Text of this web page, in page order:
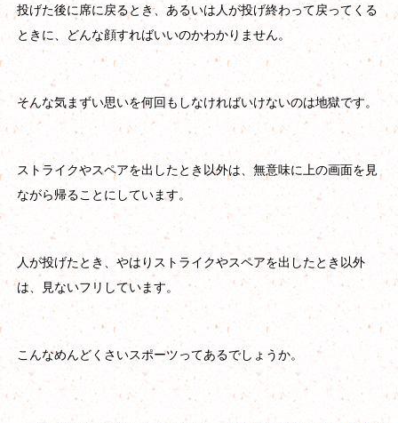
投げた後に席に戻るとき、あるいは人が投げ終わって戻ってくる
ときに、どんな顔すればいいのかわかりません。
そんな気まずい思いを何回もしなければいけないのは地獄です。
ストライクやスペアを出したとき以外は、無意味に上の画面を見
ながら帰ることにしています。
人が投げたとき、やはりストライクやスペアを出したとき以外
は、見ないフリしています。
こんなめんどくさいスポーツってあるでしょうか。